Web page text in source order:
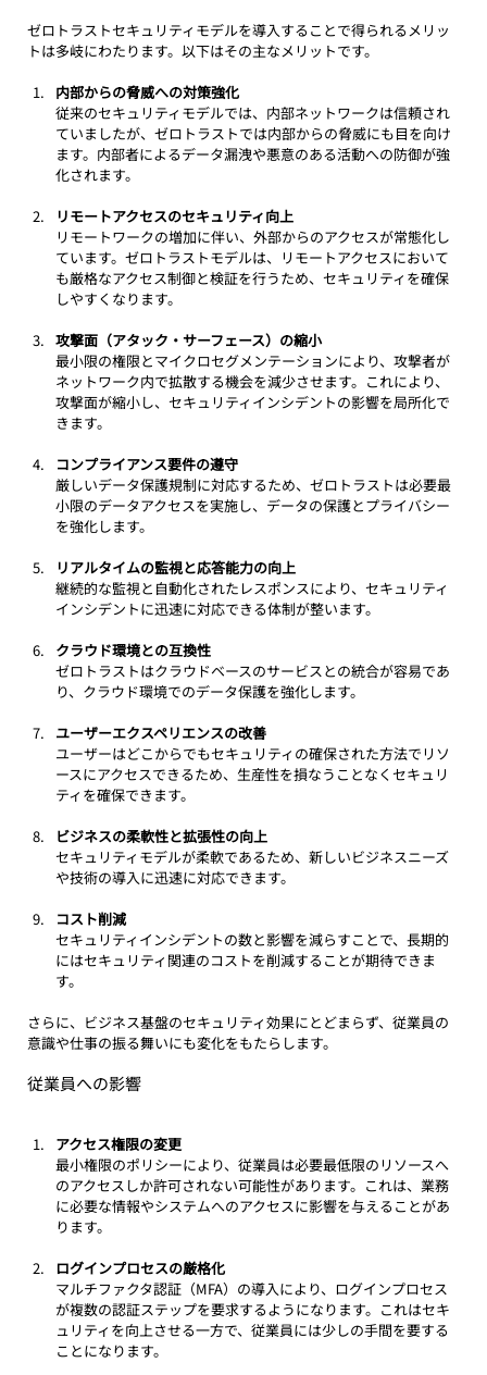
ゼロトラストセキュリティモデルを導入することで得られるメリッ
トは多岐にわたります。以下はその主なメリットです。
内部からの脅威への対策強化
従来のセキュリティモデルでは、内部ネットワークは信頼され
ていましたが、ゼロトラストでは内部からの脅威にも目を向け
ます。内部者によるデータ漏洩や悪意のある活動への防御が強
化されます。
リモートアクセスのセキュリティ向上
リモートワークの増加に伴い、外部からのアクセスが常態化し
ています。ゼロトラストモデルは、リモートアクセスにおいて
も厳格なアクセス制御と検証を行うため、セキュリティを確保
しやすくなります。
攻撃面（アタック・サーフェース）の縮小
最小限の権限とマイクロセグメンテーションにより、攻撃者が
ネットワーク内で拡散する機会を減少させます。これにより、
攻撃面が縮小し、セキュリティインシデントの影響を局所化で
きます。
コンプライアンス要件の遵守
厳しいデータ保護規制に対応するため、ゼロトラストは必要最
小限のデータアクセスを実施し、データの保護とプライバシー
を強化します。
リアルタイムの監視と応答能力の向上
継続的な監視と自動化されたレスポンスにより、セキュリティ
インシデントに迅速に対応できる体制が整います。
クラウド環境との互換性
ゼロトラストはクラウドベースのサービスとの統合が容易であ
り、クラウド環境でのデータ保護を強化します。
ユーザーエクスペリエンスの改善
ユーザーはどこからでもセキュリティの確保された方法でリソ
ースにアクセスできるため、生産性を損なうことなくセキュリ
ティを確保できます。
ビジネスの柔軟性と拡張性の向上
セキュリティモデルが柔軟であるため、新しいビジネスニーズ
や技術の導入に迅速に対応できます。
コスト削減
セキュリティインシデントの数と影響を減らすことで、長期的
にはセキュリティ関連のコストを削減することが期待できま
す。
さらに、ビジネス基盤のセキュリティ効果にとどまらず、従業員の
意識や仕事の振る舞いにも変化をもたらします。
従業員への影響
アクセス権限の変更
最小権限のポリシーにより、従業員は必要最低限のリソースへ
のアクセスしか許可されない可能性があります。これは、業務
に必要な情報やシステムへのアクセスに影響を与えることがあ
ります。
ログインプロセスの厳格化
マルチファクタ認証（MFA）の導入により、ログインプロセス
が複数の認証ステップを要求するようになります。これはセキ
ュリティを向上させる一方で、従業員には少しの手間を要する
ことになります。